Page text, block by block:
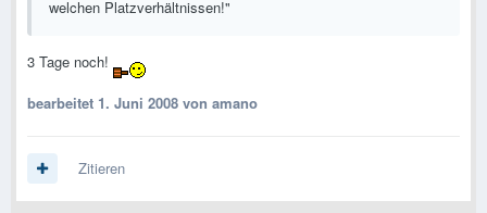
welchen Platzverhältnissen!"
3 Tage noch!
bearbeitet 1. Juni 2008 von amano
Zitieren